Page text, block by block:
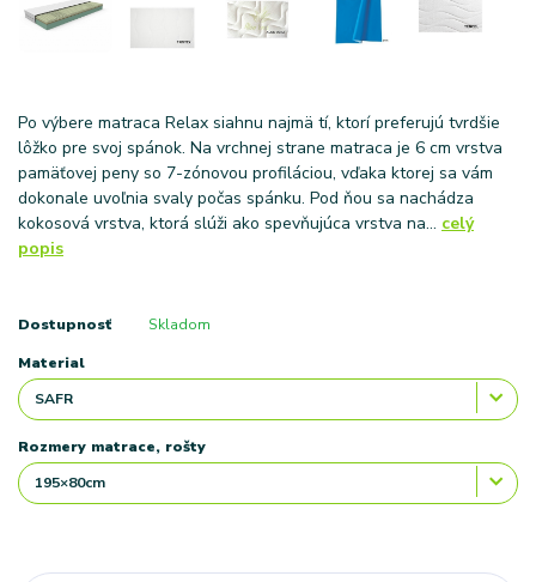
Po výbere matraca Relax siahnu najmä tí, ktorí preferujú tvrdšie
lôžko pre svoj spánok. Na vrchnej strane matraca je 6 cm vrstva
pamäťovej peny so 7-zónovou profiláciou, vďaka ktorej sa vám
dokonale uvoľnia svaly počas spánku. Pod ňou sa nachádza
kokosová vrstva, ktorá slúži ako spevňujúca vrstva na... celý
popis
Dostupnosť Skladom
Material
Rozmery matrace, rošty